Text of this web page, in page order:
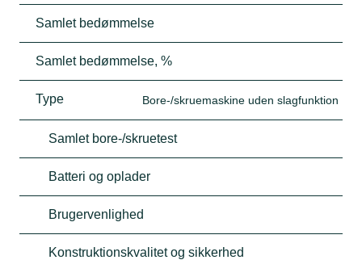
Samlet bedømmelse
Samlet bedømmelse, %
Type Bore-/skruemaskine uden slagfunktion
Samlet bore-/skruetest
Batteri og oplader
Brugervenlighed
Konstruktionskvalitet og sikkerhed